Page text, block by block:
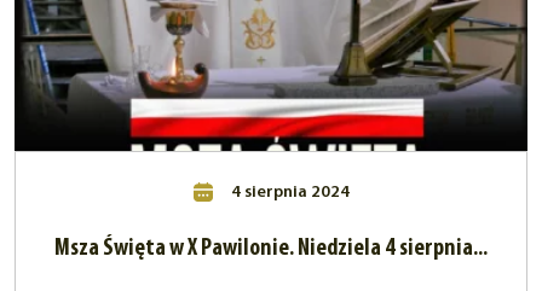
4 sierpnia 2024
Msza Święta w X Pawilonie. Niedziela 4 sierpnia...